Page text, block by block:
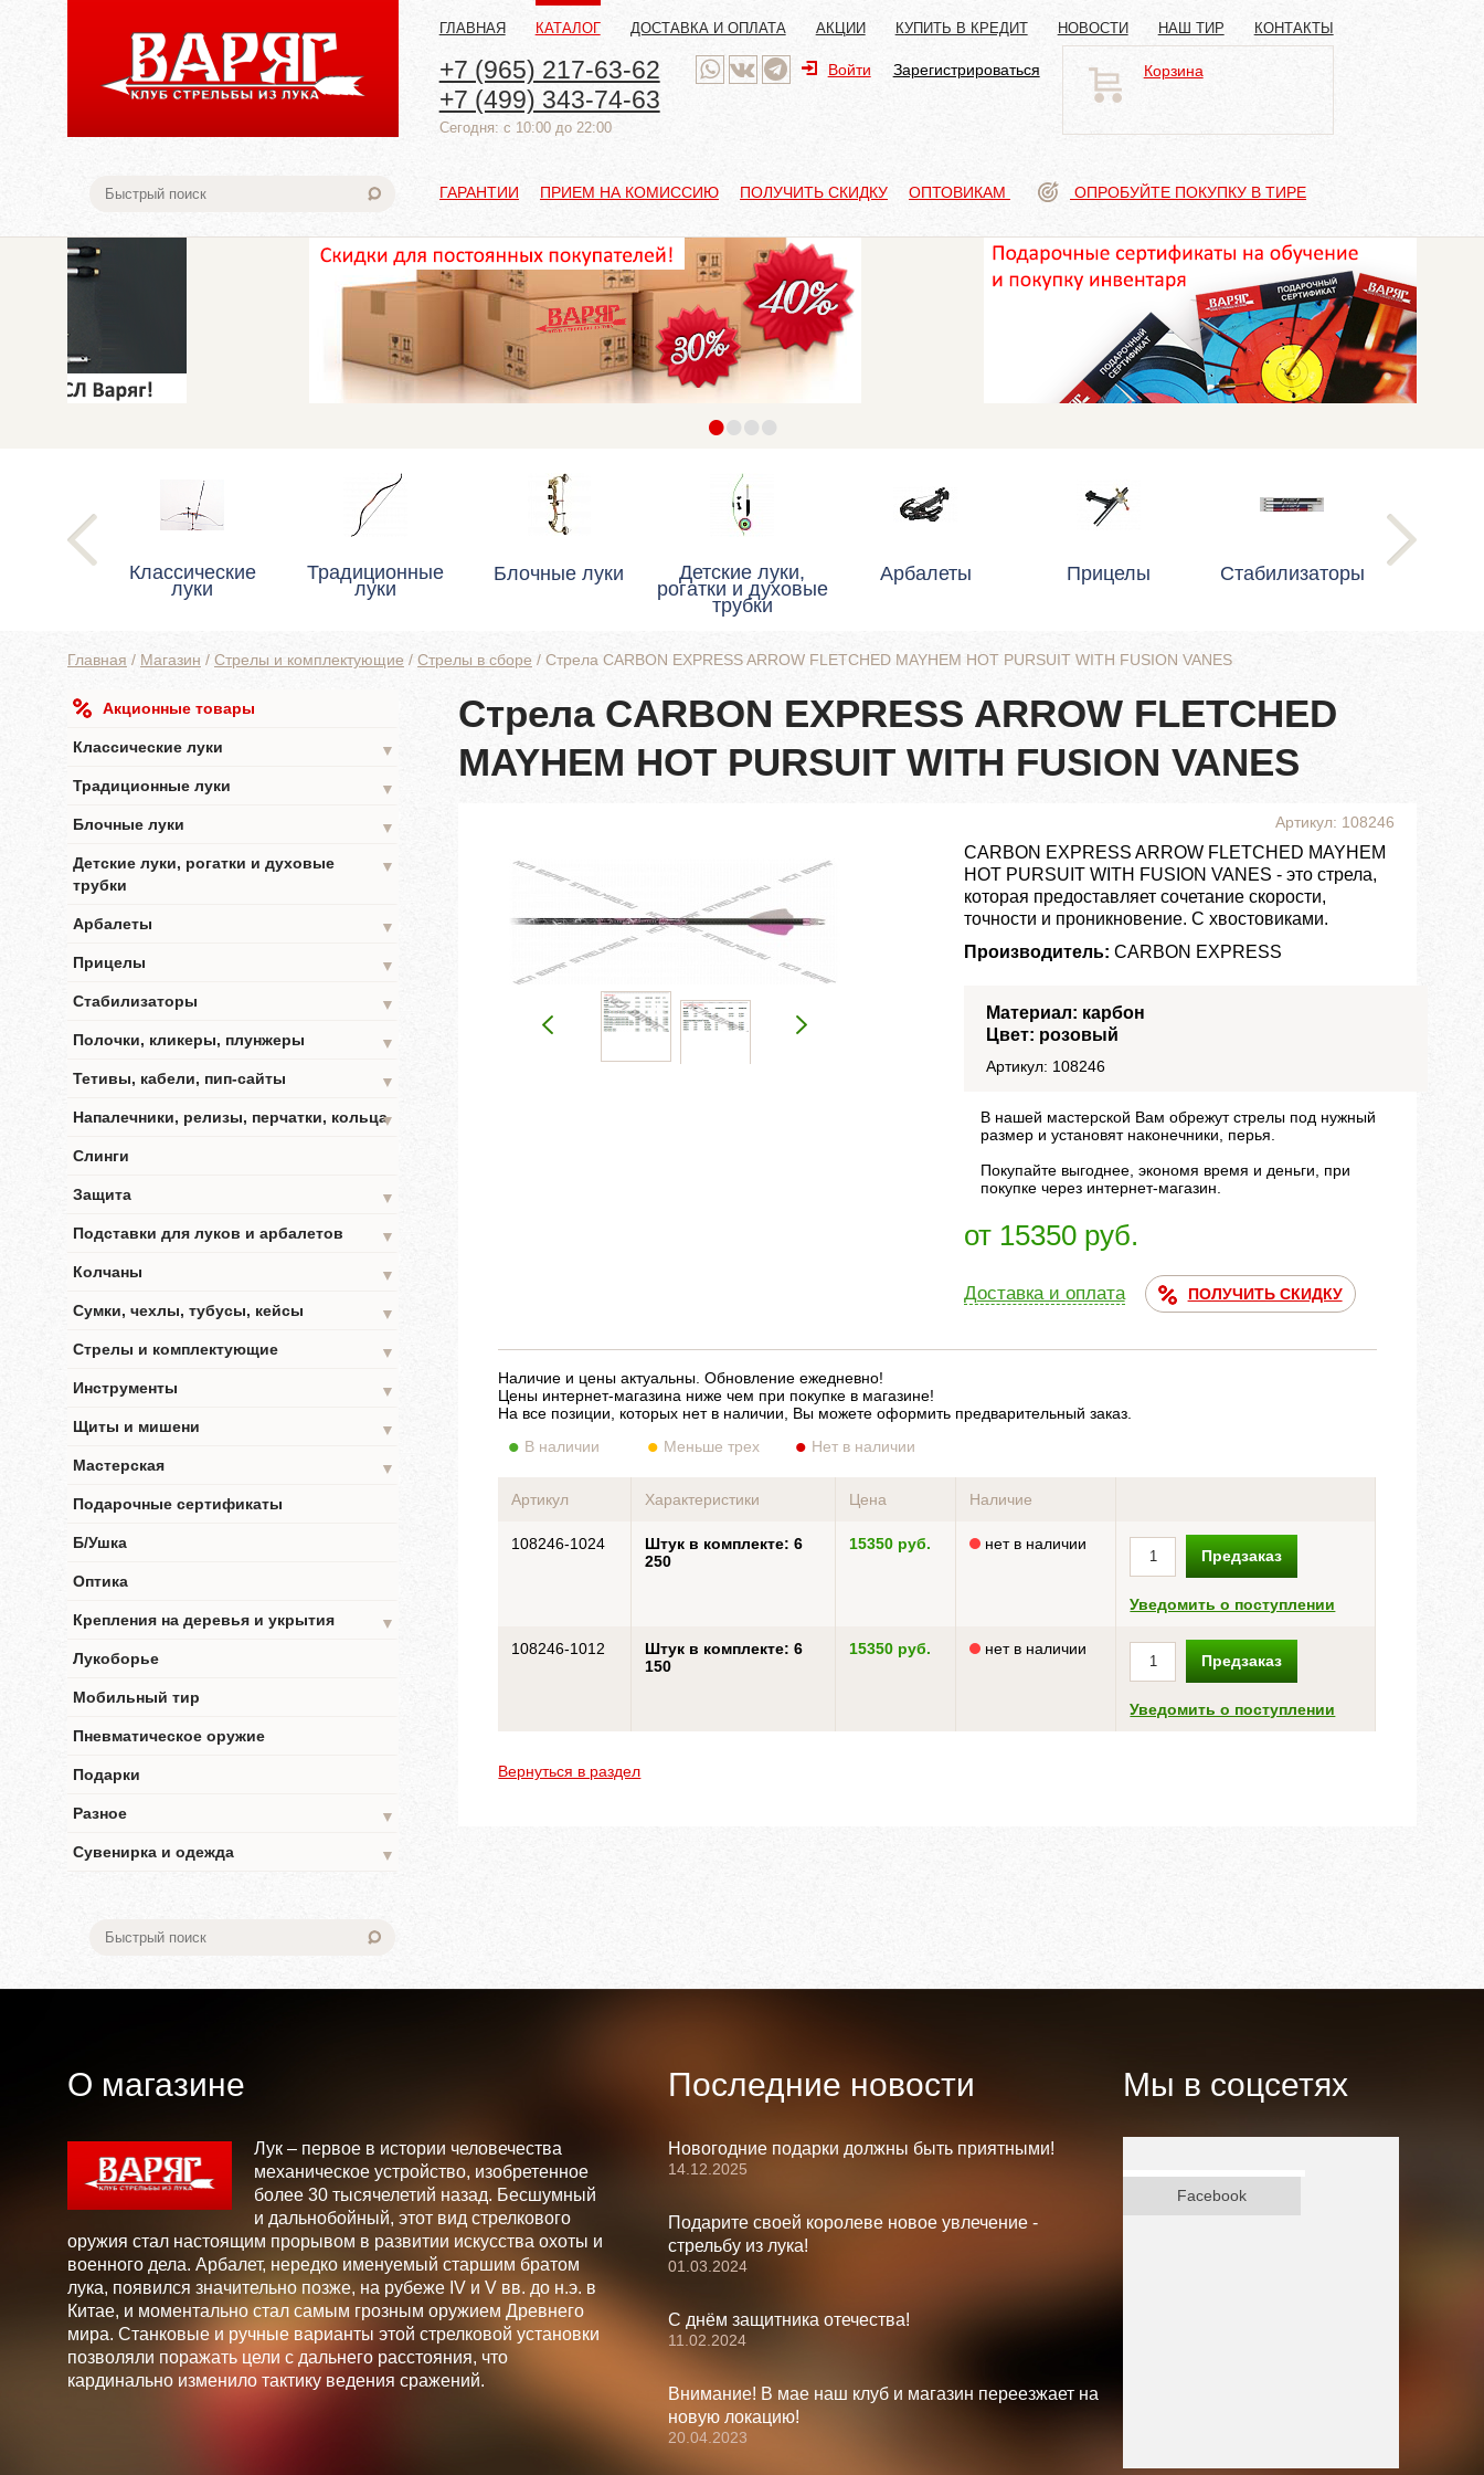
ГЛАВНАЯ КАТАЛОГ ДОСТАВКА И ОПЛАТА АКЦИИ КУПИТЬ В КРЕДИТ НОВОСТИ НАШ ТИР КОНТАКТЫ
+7 (965) 217-63-62
+7 (499) 343-74-63
Cегодня: с 10:00 до 22:00
Войти Зарегистрироваться Корзина
ГАРАНТИИ ПРИЕМ НА КОМИССИЮ ПОЛУЧИТЬ СКИДКУ ОПТОВИКАМ ОПРОБУЙТЕ ПОКУПКУ В ТИРЕ
••••
Классические
луки
Традиционные
луки
Блочные луки Детские луки,
рогатки и духовые
трубки
Арбалеты Прицелы Стабилизаторы
Главная / Магазин / Стрелы и комплектующие / Стрелы в сборе / Стрела CARBON EXPRESS ARROW FLETCHED MAYHEM HOT PURSUIT WITH FUSION VANES
Акционные товары
Классические луки
▼
Традиционные луки
▼
Блочные луки
▼
Детские луки, рогатки и духовые
трубки
▼
Арбалеты
▼
Прицелы
▼
Стабилизаторы
▼
Полочки, кликеры, плунжеры
▼
Тетивы, кабели, пип-сайты
▼
Напалечники, релизы, перчатки, кольца▼
Слинги
Защита
▼
Подставки для луков и арбалетов
▼
Колчаны
▼
Сумки, чехлы, тубусы, кейсы
▼
Стрелы и комплектующие
▼
Инструменты
▼
Щиты и мишени
▼
Мастерская
▼
Подарочные сертификаты
Б/Ушка
Оптика
Крепления на деревья и укрытия
▼
Лукоборье
Мобильный тир
Пневматическое оружие
Подарки
Разное
▼
Сувенирка и одежда
▼
Стрела CARBON EXPRESS ARROW FLETCHED
MAYHEM HOT PURSUIT WITH FUSION VANES
Артикул: 108246
CARBON EXPRESS ARROW FLETCHED MAYHEM
HOT PURSUIT WITH FUSION VANES - это стрела,
которая предоставляет сочетание скорости,
точности и проникновение. С хвостовиками.
Производитель: CARBON EXPRESS
Материал: карбон
Цвет: розовый
Артикул: 108246
В нашей мастерской Вам обрежут стрелы под нужный
размер и установят наконечники, перья.
Покупайте выгоднее, экономя время и деньги, при
покупке через интернет-магазин.
от 15350 руб.
Доставка и оплата ПОЛУЧИТЬ СКИДКУ
Наличие и цены актуальны. Обновление ежедневно!
Цены интернет-магазина ниже чем при покупке в магазине!
На все позиции, которых нет в наличии, Вы можете оформить предварительный заказ.
В наличии
Меньше трех Нет в наличии
Артикул Характеристики Цена Наличие
108246-1024
Штук в комплекте: 6
250
15350 руб. нет в наличии
Предзаказ
Уведомить о поступлении
108246-1012
Штук в комплекте: 6
150
15350 руб. нет в наличии
Предзаказ
Уведомить о поступлении
Вернуться в раздел
О магазине
Лук – первое в истории человечества
механическое устройство, изобретенное
более 30 тысячелетий назад. Бесшумный
и дальнобойный, этот вид стрелкового
оружия стал настоящим прорывом в развитии искусства охоты и
военного дела. Арбалет, нередко именуемый старшим братом
лука, появился значительно позже, на рубеже IV и V вв. до н.э. в
Китае, и моментально стал самым грозным оружием Древнего
мира. Станковые и ручные варианты этой стрелковой установки
позволяли поражать цели с дальнего расстояния, что
кардинально изменило тактику ведения сражений.
Последние новости
Новогодние подарки должны быть приятными!
14.12.2025
Подарите своей королеве новое увлечение -
стрельбу из лука!
01.03.2024
С днём защитника отечества!
11.02.2024
Внимание! В мае наш клуб и магазин переезжает на
новую локацию!
20.04.2023
Мы в соцсетях
Facebook